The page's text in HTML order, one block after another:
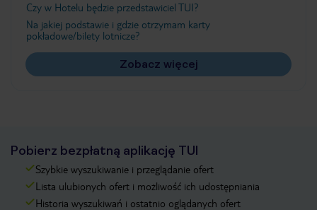
Czy w Hotelu będzie przedstawiciel TUI?
Na jakiej podstawie i gdzie otrzymam karty
pokładowe/bilety lotnicze?
Zobacz więcej
Pobierz bezpłatną aplikację TUI
Szybkie wyszukiwanie i przeglądanie ofert
Lista ulubionych ofert i możliwość ich udostępniania
Historia wyszukiwań i ostatnio oglądanych ofert